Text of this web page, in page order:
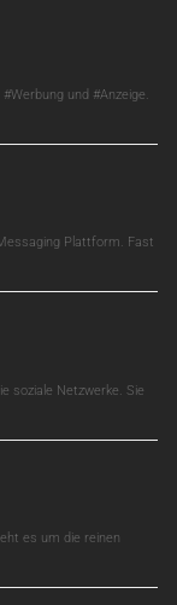
und #Anzeige.
Plattform. Fast
soziale Netzwerke. Sie
es um die reinen